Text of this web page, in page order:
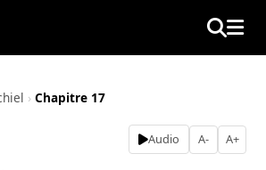
› Chapitre 17
Audio A- A+